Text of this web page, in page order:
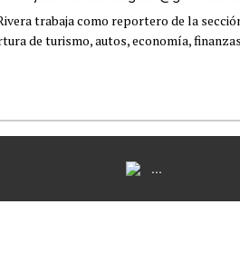
trabaja como reportero de la
de turismo, autos, economía,
...